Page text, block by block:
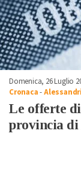
Domenica, 26 Luglio
Cronaca-
Le offerte
provincia di